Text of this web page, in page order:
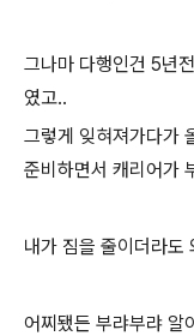
그나마 다행인건 5년
였고..
그렇게 잊혀져가다가
준비하면서 캐리어가
내가 짐을 줄이더라도
어찌됐든 부랴부랴 알